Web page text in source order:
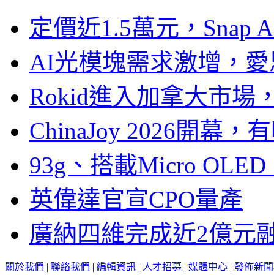
定價近1.5萬元，Snap
AI光模塊需求激增，
Rokid進入加拿大市場
ChinaJoy 2026開幕，
93g、搭載Micro
英偉達官宣CPO量產
廣納四維完成近2億元
關於我們 | 聯絡我們 | 編輯資訊 | 人才招募 | 媒體中心 | 發佈新